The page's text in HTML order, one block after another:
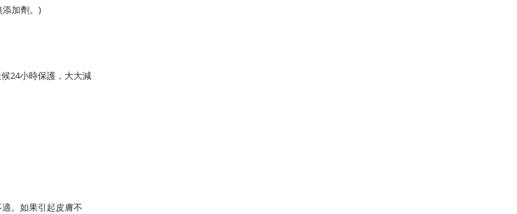
加劑。)
候24小時保護，大大減
。如果引起皮膚不